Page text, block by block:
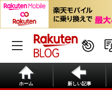
ホーム 新しい記事